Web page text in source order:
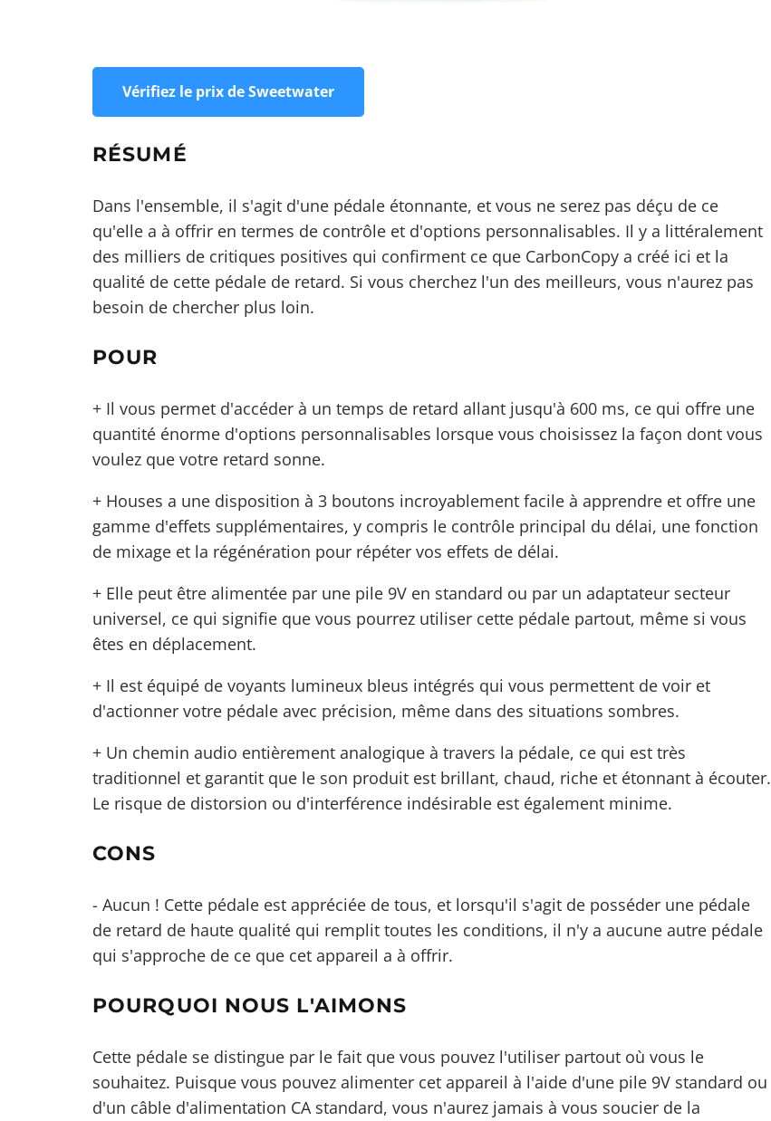
Vérifiez le prix de Sweetwater
RÉSUMÉ
Dans l'ensemble, il s'agit d'une pédale étonnante, et vous ne serez pas déçu de ce
qu'elle a à offrir en termes de contrôle et d'options personnalisables. Il y a littéralement
des milliers de critiques positives qui confirment ce que CarbonCopy a créé ici et la
qualité de cette pédale de retard. Si vous cherchez l'un des meilleurs, vous n'aurez pas
besoin de chercher plus loin.
POUR
+ Il vous permet d'accéder à un temps de retard allant jusqu'à 600 ms, ce qui offre une
quantité énorme d'options personnalisables lorsque vous choisissez la façon dont vous
voulez que votre retard sonne.
+ Houses a une disposition à 3 boutons incroyablement facile à apprendre et offre une
gamme d'effets supplémentaires, y compris le contrôle principal du délai, une fonction
de mixage et la régénération pour répéter vos effets de délai.
+ Elle peut être alimentée par une pile 9V en standard ou par un adaptateur secteur
universel, ce qui signifie que vous pourrez utiliser cette pédale partout, même si vous
êtes en déplacement.
+ Il est équipé de voyants lumineux bleus intégrés qui vous permettent de voir et
d'actionner votre pédale avec précision, même dans des situations sombres.
+ Un chemin audio entièrement analogique à travers la pédale, ce qui est très
traditionnel et garantit que le son produit est brillant, chaud, riche et étonnant à écouter.
Le risque de distorsion ou d'interférence indésirable est également minime.
CONS
- Aucun ! Cette pédale est appréciée de tous, et lorsqu'il s'agit de posséder une pédale
de retard de haute qualité qui remplit toutes les conditions, il n'y a aucune autre pédale
qui s'approche de ce que cet appareil a à offrir.
POURQUOI NOUS L'AIMONS
Cette pédale se distingue par le fait que vous pouvez l'utiliser partout où vous le
souhaitez. Puisque vous pouvez alimenter cet appareil à l'aide d'une pile 9V standard ou
d'un câble d'alimentation CA standard, vous n'aurez jamais à vous soucier de la